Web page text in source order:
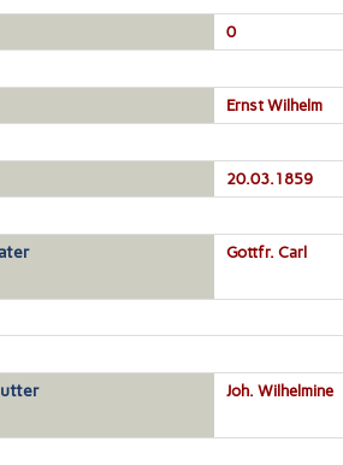
0
Ernst Wilhelm
20.03.1859
Gottfr. Carl
Joh. Wilhelmine